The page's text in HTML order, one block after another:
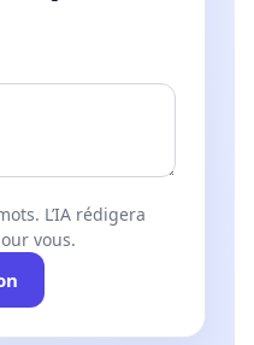
L’IA rédigera
vous.